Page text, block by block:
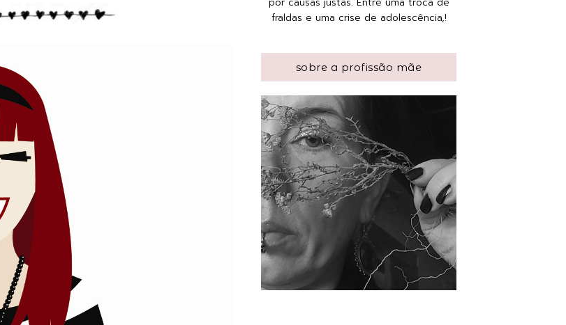
fraldas e uma crise de adolescência,!
sobre a profissão mãe